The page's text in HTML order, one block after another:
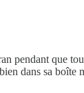
pendant que
dans sa